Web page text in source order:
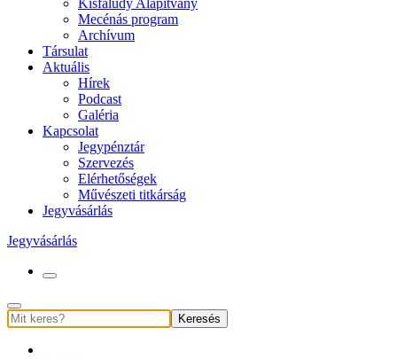
Kisfaludy Alapítvány
Mecénás program
Archívum
Társulat
Aktuális
Hírek
Podcast
Galéria
Kapcsolat
Jegypénztár
Szervezés
Elérhetőségek
Művészeti titkárság
Jegyvásárlás
Jegyvásárlás
Keresés